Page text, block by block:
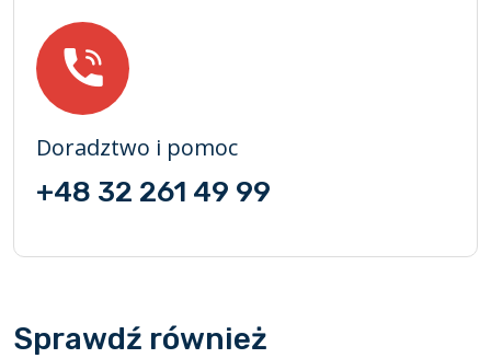
Doradztwo i pomoc
+48 32 261 49 99
Sprawdź również